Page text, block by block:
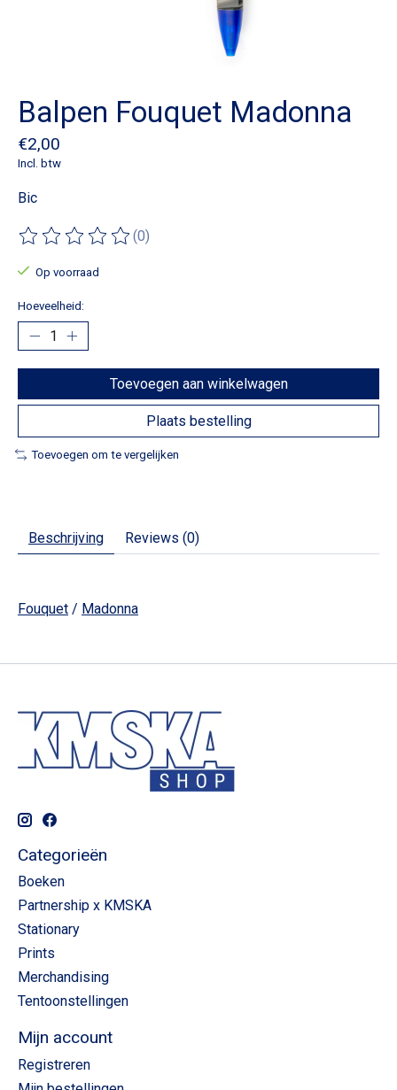
Balpen Fouquet Madonna
€2,00
Incl. btw
Bic
De beoordeling van dit product is
(0)
Op voorraad
Hoeveelheid:
Toevoegen aan winkelwagen
Plaats bestelling
Toevoegen om te vergelijken
Beschrijving Reviews (0)
Fouquet / Madonna
Categorieën
Boeken
Partnership x KMSKA
Stationary
Prints
Merchandising
Tentoonstellingen
Mijn account
Registreren